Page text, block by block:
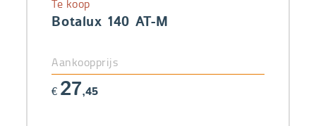
Botalux 140 AT-M
Te koop
Aankoopprijs
€ 27,45